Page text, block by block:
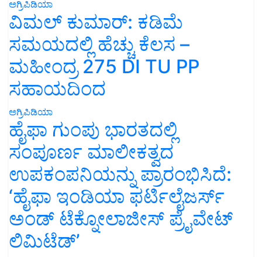
ಅಗ್ರಿಪಿಡಿಯಾ
ವಿಮಲ್ ಕುಮಾರ್: ಕಡಿಮೆ
ಸಮಯದಲ್ಲಿ ಹೆಚ್ಚು ಕೆಲಸ –
ಮಹೀಂದ್ರ 275 DI TU PP
ಸಹಾಯದಿಂದ
ಅಗ್ರಿಪಿಡಿಯಾ
ಹೈಫಾ ಗುಂಪು ಭಾರತದಲ್ಲಿ
ಸಂಪೂರ್ಣ ಮಾಲೀಕತ್ವದ
ಉಪಕಂಪನಿಯನ್ನು ಪ್ರಾರಂಭಿಸಿದೆ:
‘ಹೈಫಾ ಇಂಡಿಯಾ ಫರ್ಟಿಲೈಜರ್ಸ್
ಅಂಡ್ ಟೆಕ್ನೋಲಾಜೀಸ್ ಪ್ರೈವೇಟ್
ಲಿಮಿಟೆಡ್’